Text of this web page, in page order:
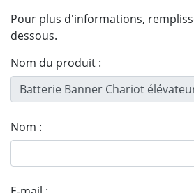
Pour plus d'informations,
dessous.
Nom du produit :
Nom :